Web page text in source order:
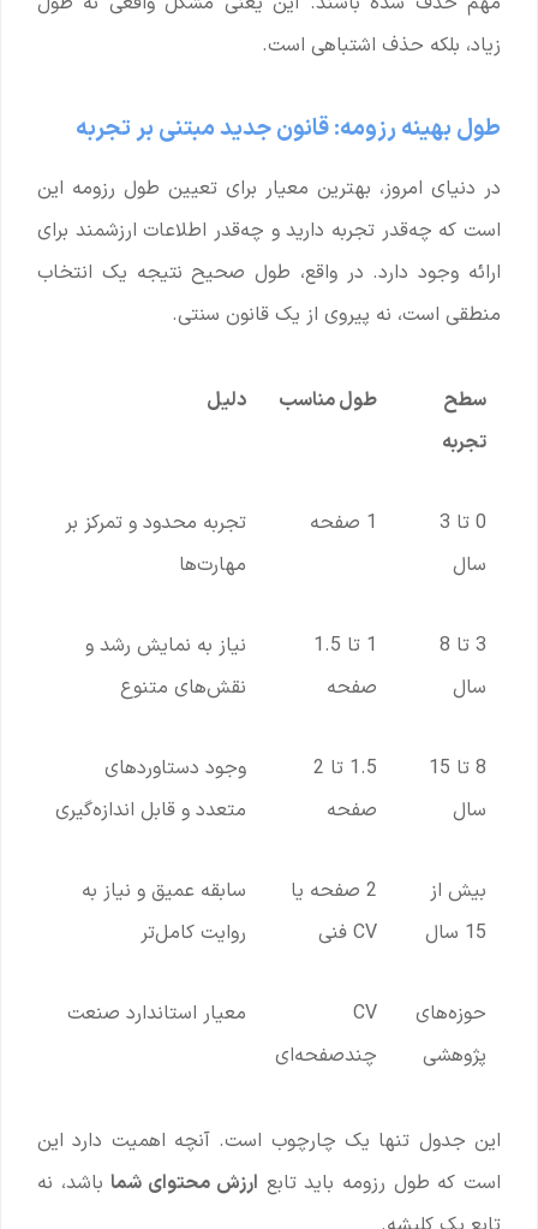
زیاد، بلکه حذف اشتباهی است.
طول بهینه رزومه: قانون جدید مبتنی بر تجربه
در دنیای امروز، بهترین معیار برای تعیین طول رزومه این
است که چه‌قدر تجربه دارید و چه‌قدر اطلاعات ارزشمند برای
ارائه وجود دارد. در واقع، طول صحیح نتیجه یک انتخاب
منطقی است، نه پیروی از یک قانون سنتی.
سطح
تجربه
طول مناسب دلیل
0 تا 3
سال
1 صفحه
تجربه محدود و تمرکز بر
مهارت‌ها
3 تا 8
سال
1 تا 1.5
صفحه
نیاز به نمایش رشد و
نقش‌های متنوع
8 تا 15
سال
1.5 تا 2
صفحه
وجود دستاوردهای
متعدد و قابل اندازه‌گیری
بیش از
15 سال
2 صفحه یا
CV فنی
سابقه عمیق و نیاز به
روایت کامل‌تر
حوزه‌های
پژوهشی
CV
چندصفحه‌ای
معیار استاندارد صنعت
این جدول تنها یک چارچوب است. آنچه اهمیت دارد این
است که طول رزومه باید تابع ارزش محتوای شماباشد، نه